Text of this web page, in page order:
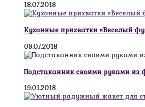
18.07.2018
Кухонные прихватки «Веселый
09.07.2018
Подстаканник своими руками из
19.01.2018